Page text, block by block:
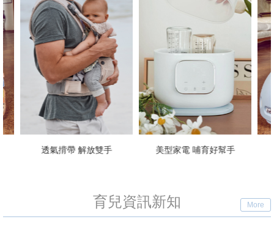
美型家電 哺育好幫手 義大利手工學步車
育兒資訊新知 More